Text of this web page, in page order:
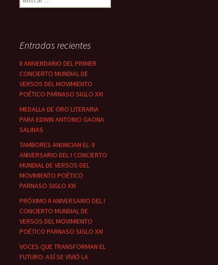
Entradas recientes
II ANIVERDARIO DEL PRIMER
CONCIERTO MUNDIAL DE
VERSOS DEL MOVIMIENTO
POÉTICO PARNASO SIGLO XXI
MEDALLA DE ORO LITERARIA
PARA EDWIN ANTONIO GAONA
SALINAS
TAMBORES ANUNCIAN EL: II
ANIVERSARIO DEL I CONCIERTO
MUNDIAL DE VERSOS DEL
MOVIMIENTO POÉTICO
PARNASO SIGLO XXI
PRÓXIMO II ANIVERSARIO DEL I
CONCIERTO MUNDIAL DE
VERSOS DEL MOVIMIENTO
POÉTICO PARNASO SIGLO XXI
VOCES QUE TRANSFORMAN EL
FUTURO: ASÍ SE VIVIÓ LA